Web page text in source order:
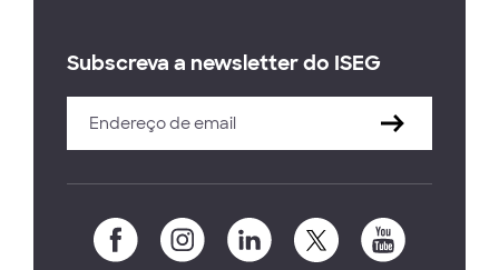
Subscreva a newsletter do ISEG